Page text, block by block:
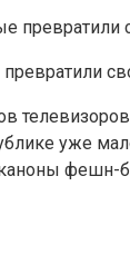
уже
фешн-